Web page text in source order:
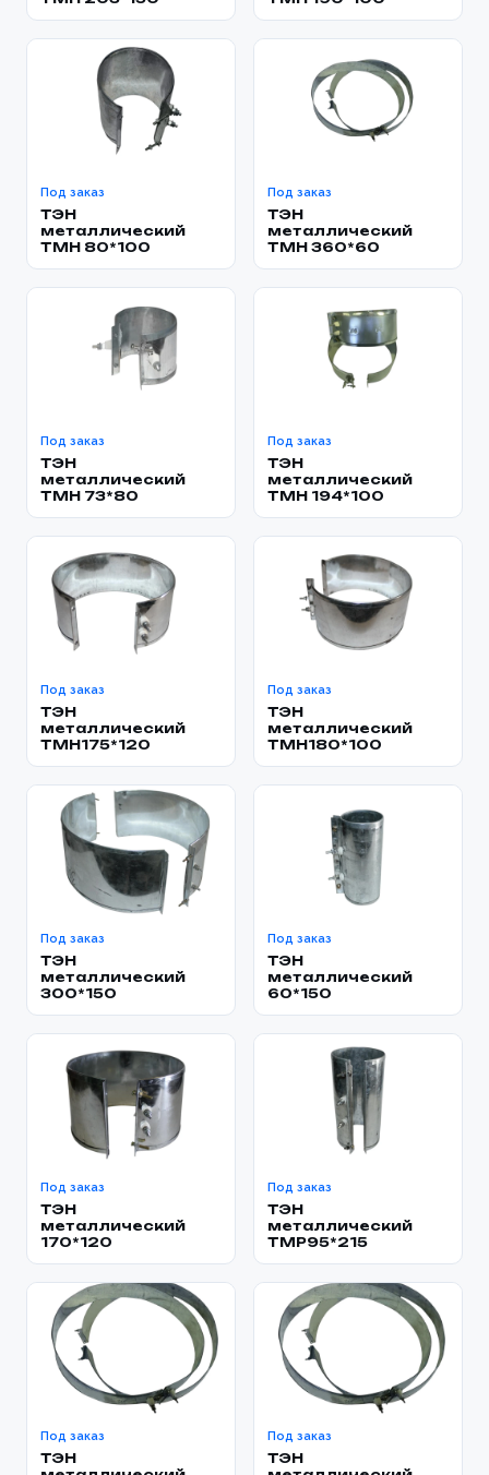
Под заказ
ТЭН
металлический
TMH 80*100
Под заказ
ТЭН
металлический
TMH 360*60
Под заказ
ТЭН
металлический
TMH 73*80
Под заказ
ТЭН
металлический
TMH 194*100
Под заказ
ТЭН
металлический
TMH175*120
Под заказ
ТЭН
металлический
TMH180*100
Под заказ
ТЭН
металлический
300*150
Под заказ
ТЭН
металлический
60*150
Под заказ
ТЭН
металлический
170*120
Под заказ
ТЭН
металлический
TMP95*215
Под заказ
ТЭН
Под заказ
ТЭН